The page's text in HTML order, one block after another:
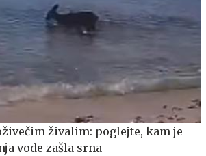
živalim: poglejte, kam je
vode zašla srna